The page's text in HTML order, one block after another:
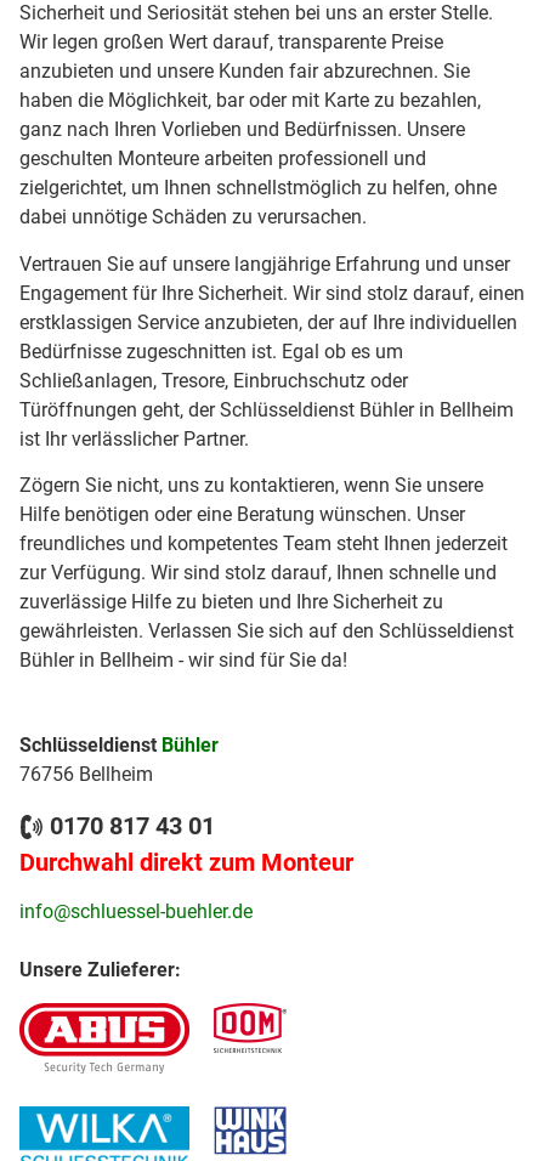
Sicherheit und Seriosität stehen bei uns an erster Stelle.
Wir legen großen Wert darauf, transparente Preise
anzubieten und unsere Kunden fair abzurechnen. Sie
haben die Möglichkeit, bar oder mit Karte zu bezahlen,
ganz nach Ihren Vorlieben und Bedürfnissen. Unsere
geschulten Monteure arbeiten professionell und
zielgerichtet, um Ihnen schnellstmöglich zu helfen, ohne
dabei unnötige Schäden zu verursachen.
Vertrauen Sie auf unsere langjährige Erfahrung und unser
Engagement für Ihre Sicherheit. Wir sind stolz darauf, einen
erstklassigen Service anzubieten, der auf Ihre individuellen
Bedürfnisse zugeschnitten ist. Egal ob es um
Schließanlagen, Tresore, Einbruchschutz oder
Türöffnungen geht, der Schlüsseldienst Bühler in Bellheim
ist Ihr verlässlicher Partner.
Zögern Sie nicht, uns zu kontaktieren, wenn Sie unsere
Hilfe benötigen oder eine Beratung wünschen. Unser
freundliches und kompetentes Team steht Ihnen jederzeit
zur Verfügung. Wir sind stolz darauf, Ihnen schnelle und
zuverlässige Hilfe zu bieten und Ihre Sicherheit zu
gewährleisten. Verlassen Sie sich auf den Schlüsseldienst
Bühler in Bellheim - wir sind für Sie da!
Schlüsseldienst Bühler
76756 Bellheim
0170 817 43 01
Durchwahl direkt zum Monteur
info@schluessel-buehler.de
Unsere Zulieferer: